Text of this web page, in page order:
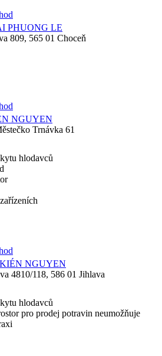
PHUONG LE
809, 565 01 Choceň
NGUYEN
Trnávka 61
hlodavců
NGUYEN
4810/118, 586 01 Jihlava
hlodavců
pro prodej potravin neumožňuje